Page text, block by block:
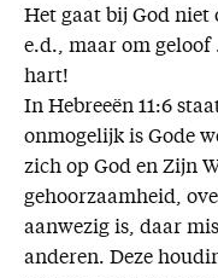
Het gaat bij God
e.d., maar om geloof
hart!
In Hebreeën 11:6
onmogelijk is Gode
zich op God en Zijn
gehoorzaamheid,
aanwezig is, daar
anderen. Deze